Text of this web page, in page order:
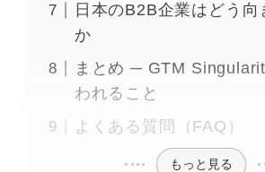
日本のB2B企業はどう向
か
まとめ ─ GTM
われること
よくある質問（FAQ）
もっと見る